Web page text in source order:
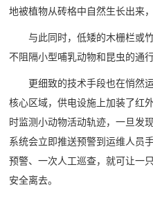
地被植物从砖格中自然生长出来
与此同时，低矮的木栅栏或
不阻隔小型哺乳动物和昆虫的通行
更细致的技术手段也在悄然
核心区域，供电设施上加装了红
时监测小动物活动轨迹，一旦发
系统会立即推送预警到运维人员
预警、一次人工巡查，就可让一
安全离去。